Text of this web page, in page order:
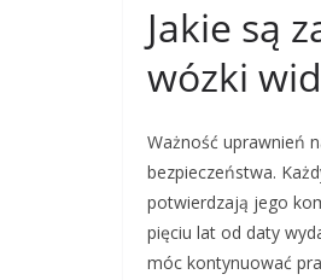
Jakie są
wózki
Ważność uprawnień
bezpieczeństwa.
potwierdzają jego
pięciu lat od daty
móc kontynuować